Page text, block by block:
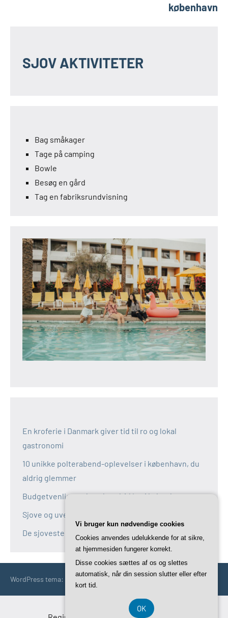
københavn
SJOV AKTIVITETER
Bag småkager
Tage på camping
Bowle
Besøg en gård
Tag en fabriksrundvisning
En kroferie i Danmark giver tid til ro og lokal
gastronomi
10 unikke polterabend-oplevelser i københavn, du
aldrig glemmer
Budgetvenlige polterabend-idéer i københavn
Sjove og uventede polterabend-idéer i københavn
De sjoveste aktiviteter til polterabend i københavn
WordPress tema: Occasio by ThemeZee.
Vi bruger kun nødvendige cookies
Cookies anvendes udelukkende for at sikre,
at hjemmesiden fungerer korrekt.
Disse cookies sættes af os og slettes
automatisk, når din session slutter eller efter
kort tid.
OK